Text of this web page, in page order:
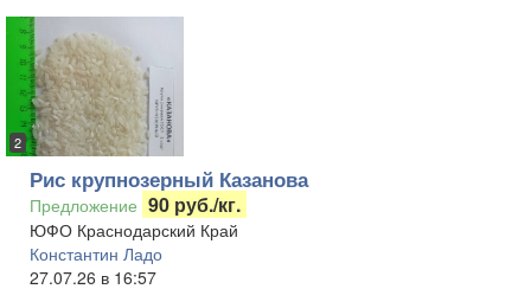
2
Рис крупнозерный Казанова
Предложение 90 руб./кг.
ЮФО Краснодарский Край
Константин Ладо
27.07.26 в 16:57